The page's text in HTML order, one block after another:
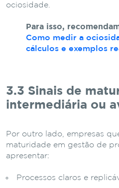
ociosidade.
Para isso,
Como medir a
cálculos e exemplos
3.3 Sinais de
intermediária ou
Por outro lado, empresas
maturidade em gestão de
apresentar:
Processos claros e